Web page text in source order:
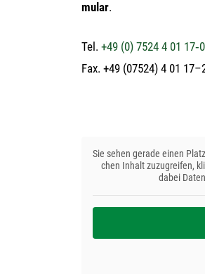
mu­lar.
Tel. +49 (0) 7524 4 01 17‑0
Fax. +49 (07524) 4 01
Sie sehen gera­de einen
chen Inhalt zuzu­grei­fen,
dabei